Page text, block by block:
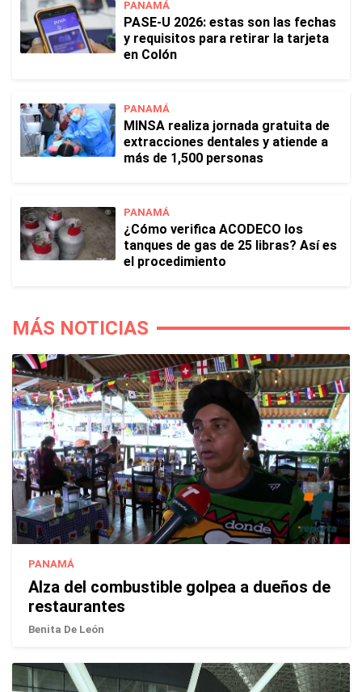
PANAMÁ
PASE-U 2026: estas son las fechas
y requisitos para retirar la tarjeta
en Colón
PANAMÁ
MINSA realiza jornada gratuita de
extracciones dentales y atiende a
más de 1,500 personas
PANAMÁ
¿Cómo verifica ACODECO los
tanques de gas de 25 libras? Así es
el procedimiento
MÁS NOTICIAS
PANAMÁ
Alza del combustible golpea a dueños de
restaurantes
Benita De León